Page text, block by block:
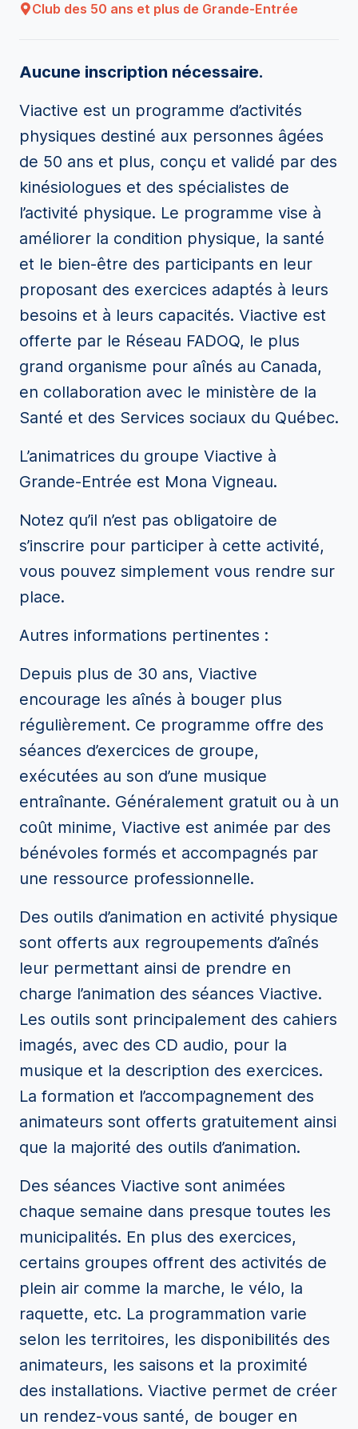
Club des 50 ans et plus de Grande-Entrée
Aucune inscription nécessaire.
Viactive est un programme d’activités
physiques destiné aux personnes âgées
de 50 ans et plus, conçu et validé par des
kinésiologues et des spécialistes de
l’activité physique. Le programme vise à
améliorer la condition physique, la santé
et le bien-être des participants en leur
proposant des exercices adaptés à leurs
besoins et à leurs capacités. Viactive est
offerte par le Réseau FADOQ, le plus
grand organisme pour aînés au Canada,
en collaboration avec le ministère de la
Santé et des Services sociaux du Québec.
L’animatrices du groupe Viactive à
Grande-Entrée est Mona Vigneau.
Notez qu’il n’est pas obligatoire de
s’inscrire pour participer à cette activité,
vous pouvez simplement vous rendre sur
place.
Autres informations pertinentes :
Depuis plus de 30 ans, Viactive
encourage les aînés à bouger plus
régulièrement. Ce programme offre des
séances d’exercices de groupe,
exécutées au son d’une musique
entraînante. Généralement gratuit ou à un
coût minime, Viactive est animée par des
bénévoles formés et accompagnés par
une ressource professionnelle.
Des outils d’animation en activité physique
sont offerts aux regroupements d’aînés
leur permettant ainsi de prendre en
charge l’animation des séances Viactive.
Les outils sont principalement des cahiers
imagés, avec des CD audio, pour la
musique et la description des exercices.
La formation et l’accompagnement des
animateurs sont offerts gratuitement ainsi
que la majorité des outils d’animation.
Des séances Viactive sont animées
chaque semaine dans presque toutes les
municipalités. En plus des exercices,
certains groupes offrent des activités de
plein air comme la marche, le vélo, la
raquette, etc. La programmation varie
selon les territoires, les disponibilités des
animateurs, les saisons et la proximité
des installations. Viactive permet de créer
un rendez-vous santé, de bouger en